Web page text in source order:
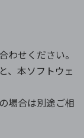
せください。
、本ソフトウェ
場合は別途ご相